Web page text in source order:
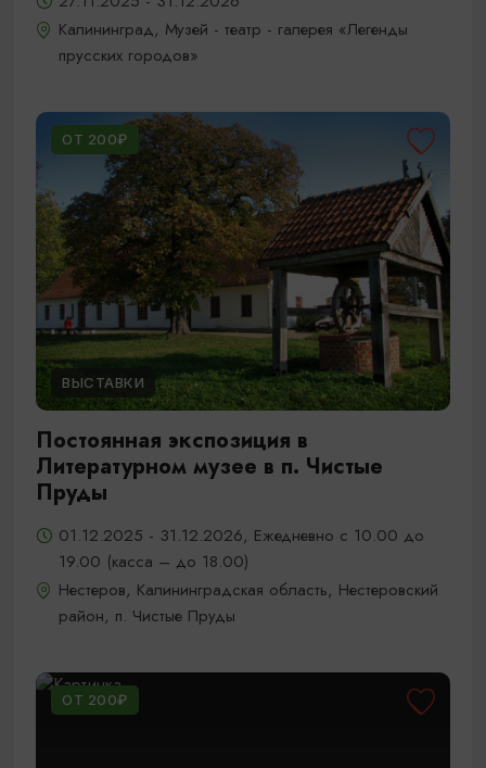
Калининград, Музей - театр - галерея «Легенды
прусских городов»
ОТ 200₽
ВЫСТАВКИ
Постоянная экспозиция в
Литературном музее в п. Чистые
Пруды
01.12.2025 - 31.12.2026, Ежедневно с 10.00 до
19.00 (касса – до 18.00)
Нестеров, Калининградская область, Нестеровский
район, п. Чистые Пруды
ОТ 200₽